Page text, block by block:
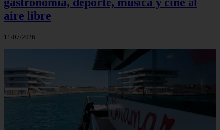
gastronomía, deporte, música y cine al
aire libre
11/07/2026